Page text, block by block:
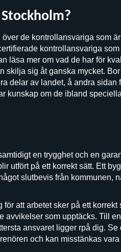
de kontrollansvariga som
kontrollansvariga
läsa mer om vad de har för
skilja sig åt ganska mycket.
delar av landet, å andra sidan
kunskap om de ibland
en trygghet och en
utfört på ett korrekt sätt. Ett
slutbevis från kommunen,
att arbetet sker på ett korrekt
avvikelser som upptäcks. Till
ansvaret ligger rpå dig.
och kan misstänkas